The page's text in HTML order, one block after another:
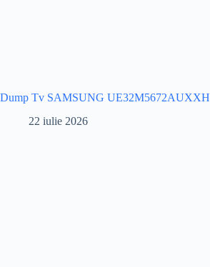
Dump Tv SAMSUNG UE32M5672AUXXH
22 iulie 2026